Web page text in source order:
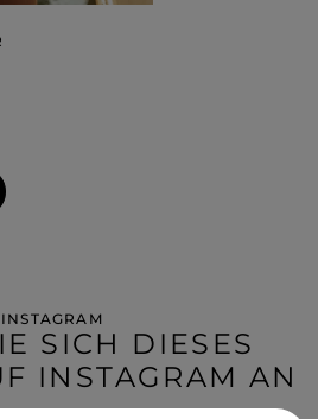
INSTAGRAM
SICH DIESES
INSTAGRAM AN